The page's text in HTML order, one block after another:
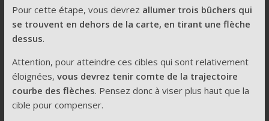
Pour cette étape, vous devrez allumer trois bûchers qui
se trouvent en dehors de la carte, en tirant une flèche
dessus.
Attention, pour atteindre ces cibles qui sont relativement
éloignées, vous devrez tenir comte de la trajectoire
courbe des flèches. Pensez donc à viser plus haut que la
cible pour compenser.